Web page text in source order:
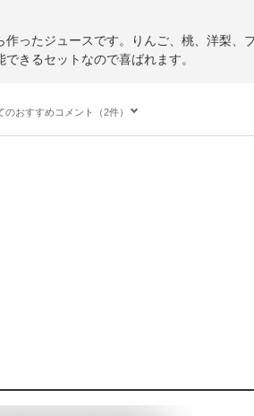
ったジュースです。りんご、桃、洋梨、
きるセットなので喜ばれます。
のおすすめコメント（2件）